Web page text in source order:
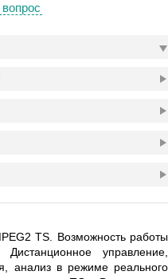
TS. Возможность работы
Дистанционное управление,
анализ в режиме реального